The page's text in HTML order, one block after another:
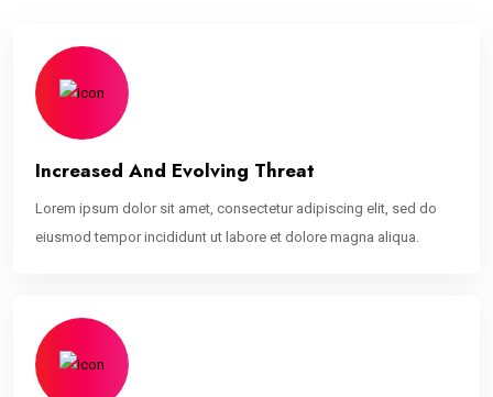
Increased And Evolving Threat
Lorem ipsum dolor sit amet, consectetur adipiscing elit, sed do
eiusmod tempor incididunt ut labore et dolore magna aliqua.